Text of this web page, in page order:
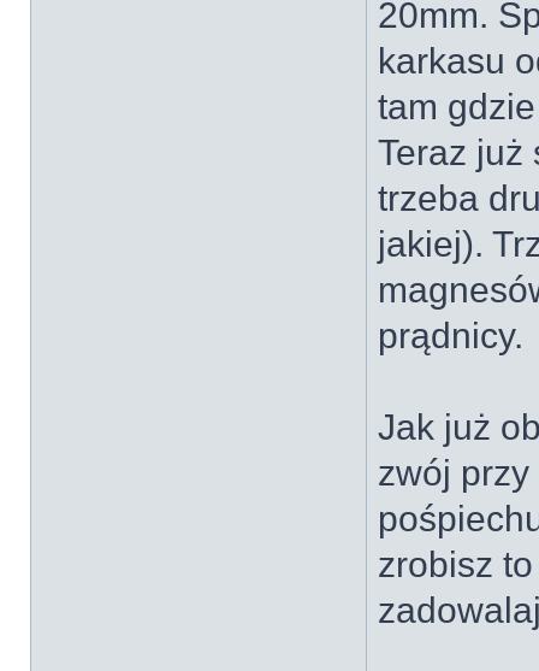
20mm.
karkasu
tam
Teraz już
trzeba
jakiej).
prądnicy.
Jak już
zwój przy
zrobisz